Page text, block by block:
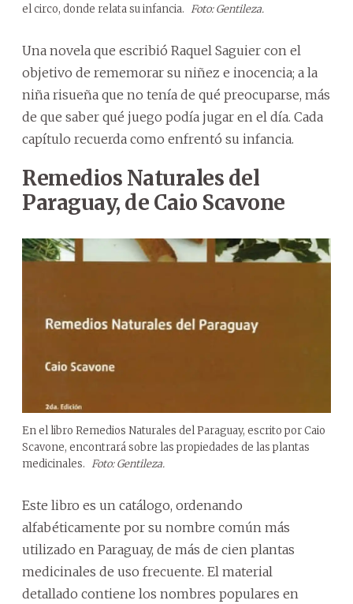
el circo, donde relata su infancia. Foto: Gentileza.
Una novela que escribió Raquel Saguier con el
objetivo de rememorar su niñez e inocencia; a la
niña risueña que no tenía de qué preocuparse, más
de que saber qué juego podía jugar en el día. Cada
capítulo recuerda como enfrentó su infancia.
Remedios Naturales del
Paraguay, de Caio Scavone
En el libro Remedios Naturales del Paraguay, escrito por Caio
Scavone, encontrará sobre las propiedades de las plantas
medicinales. Foto: Gentileza.
Este libro es un catálogo, ordenando
alfabéticamente por su nombre común más
utilizado en Paraguay, de más de cien plantas
medicinales de uso frecuente. El material
detallado contiene los nombres populares en